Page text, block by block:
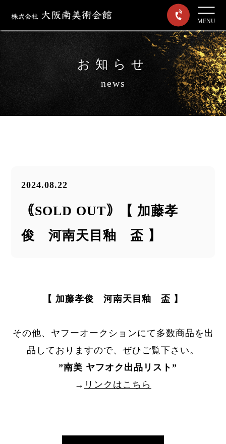
MENU
お知らせ
news
2024.08.22
｟SOLD OUT｠【 加藤孝
俊 河南天目釉 盃 】
【 加藤孝俊 河南天目釉 盃 】
その他、ヤフーオークションにて多数商品を出
品しておりますので、ぜひご覧下さい。
”南美 ヤフオク出品リスト ”
→ リンクはこちら